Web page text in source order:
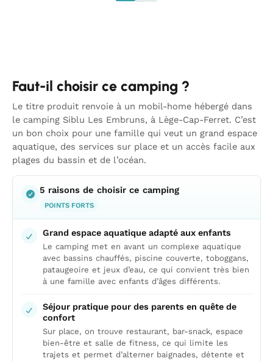
Faut-il choisir ce camping ?
Le titre produit renvoie à un mobil-home hébergé dans
le camping Siblu Les Embruns, à Lège-Cap-Ferret. C’est
un bon choix pour une famille qui veut un grand espace
aquatique, des services sur place et un accès facile aux
plages du bassin et de l’océan.
5 raisons de choisir ce camping
POINTS FORTS
Grand espace aquatique adapté aux enfants
Le camping met en avant un complexe aquatique
avec bassins chauffés, piscine couverte, toboggans,
pataugeoire et jeux d’eau, ce qui convient très bien
à une famille avec enfants d’âges différents.
Séjour pratique pour des parents en quête de
confort
Sur place, on trouve restaurant, bar-snack, espace
bien-être et salle de fitness, ce qui limite les
trajets et permet d’alterner baignades, détente et